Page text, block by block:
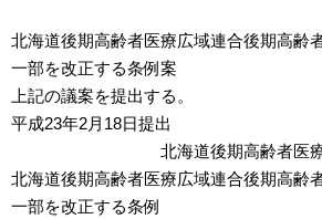
北海道後期高齢者医療広域連合後期高齢
一部を改正する条例案
上記の議案を提出する。
平成23年2月18日提出
北海道後期高齢者医
北海道後期高齢者医療広域連合後期高齢
一部を改正する条例